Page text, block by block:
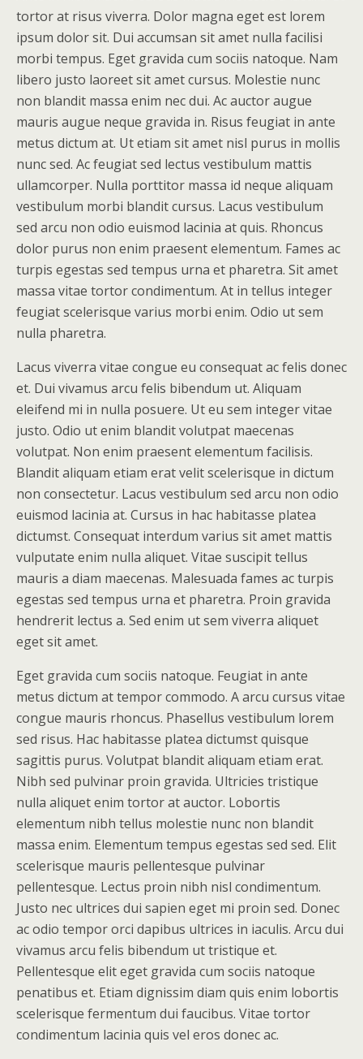
tortor at risus viverra. Dolor magna eget est lorem
ipsum dolor sit. Dui accumsan sit amet nulla facilisi
morbi tempus. Eget gravida cum sociis natoque. Nam
libero justo laoreet sit amet cursus. Molestie nunc
non blandit massa enim nec dui. Ac auctor augue
mauris augue neque gravida in. Risus feugiat in ante
metus dictum at. Ut etiam sit amet nisl purus in mollis
nunc sed. Ac feugiat sed lectus vestibulum mattis
ullamcorper. Nulla porttitor massa id neque aliquam
vestibulum morbi blandit cursus. Lacus vestibulum
sed arcu non odio euismod lacinia at quis. Rhoncus
dolor purus non enim praesent elementum. Fames ac
turpis egestas sed tempus urna et pharetra. Sit amet
massa vitae tortor condimentum. At in tellus integer
feugiat scelerisque varius morbi enim. Odio ut sem
nulla pharetra.
Lacus viverra vitae congue eu consequat ac felis donec
et. Dui vivamus arcu felis bibendum ut. Aliquam
eleifend mi in nulla posuere. Ut eu sem integer vitae
justo. Odio ut enim blandit volutpat maecenas
volutpat. Non enim praesent elementum facilisis.
Blandit aliquam etiam erat velit scelerisque in dictum
non consectetur. Lacus vestibulum sed arcu non odio
euismod lacinia at. Cursus in hac habitasse platea
dictumst. Consequat interdum varius sit amet mattis
vulputate enim nulla aliquet. Vitae suscipit tellus
mauris a diam maecenas. Malesuada fames ac turpis
egestas sed tempus urna et pharetra. Proin gravida
hendrerit lectus a. Sed enim ut sem viverra aliquet
eget sit amet.
Eget gravida cum sociis natoque. Feugiat in ante
metus dictum at tempor commodo. A arcu cursus vitae
congue mauris rhoncus. Phasellus vestibulum lorem
sed risus. Hac habitasse platea dictumst quisque
sagittis purus. Volutpat blandit aliquam etiam erat.
Nibh sed pulvinar proin gravida. Ultricies tristique
nulla aliquet enim tortor at auctor. Lobortis
elementum nibh tellus molestie nunc non blandit
massa enim. Elementum tempus egestas sed sed. Elit
scelerisque mauris pellentesque pulvinar
pellentesque. Lectus proin nibh nisl condimentum.
Justo nec ultrices dui sapien eget mi proin sed. Donec
ac odio tempor orci dapibus ultrices in iaculis. Arcu dui
vivamus arcu felis bibendum ut tristique et.
Pellentesque elit eget gravida cum sociis natoque
penatibus et. Etiam dignissim diam quis enim lobortis
scelerisque fermentum dui faucibus. Vitae tortor
condimentum lacinia quis vel eros donec ac.